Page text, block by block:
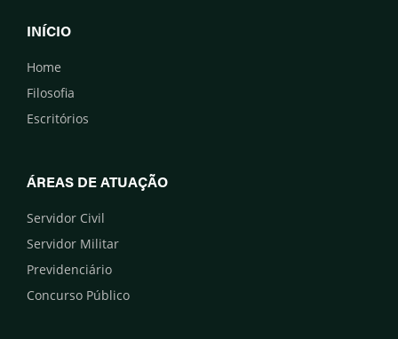
INÍCIO
Home
Filosofia
Escritórios
ÁREAS DE ATUAÇÃO
Servidor Civil
Servidor Militar
Previdenciário
Concurso Público